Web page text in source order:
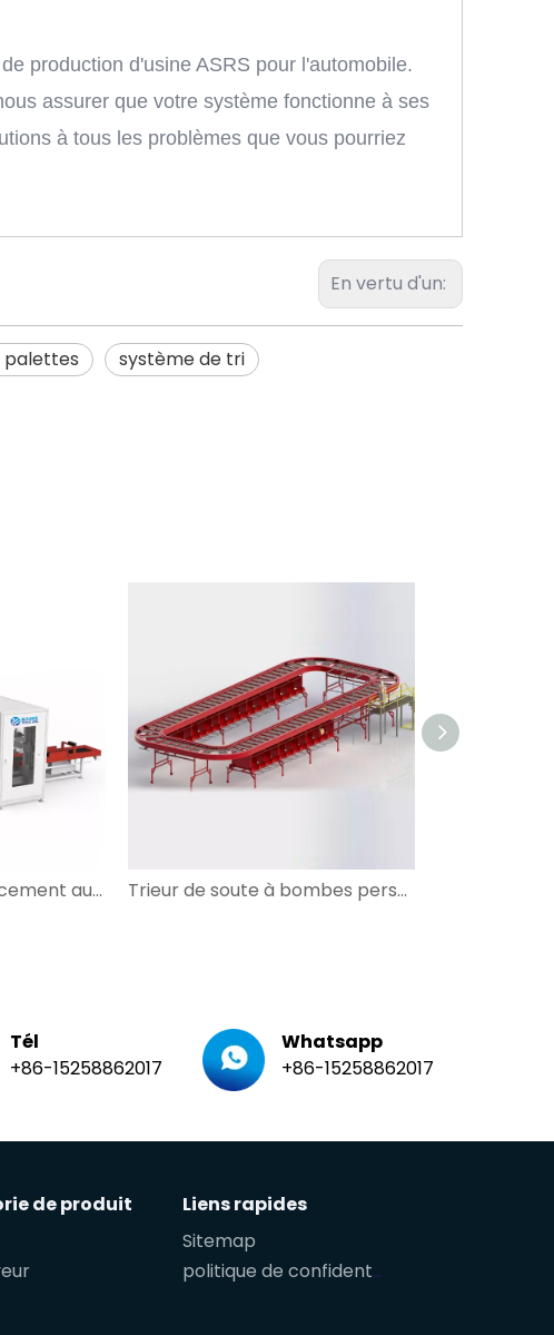
production d'usine ASRS pour l'automobile.
assurer que votre système fonctionne à ses
à tous les problèmes que vous pourriez
En vertu d'un:
palettes
système de tri
Système d'ensemencement automatisé de plateaux muraux pour le commerce électronique et la poste Trieur de soute à bombes personnalisé pour le tri irrégulier des colis
Tél
+86-15258862017
Whatsapp
+86-15258862017
de produit
Liens rapides
Sitemap
politique de confidentialité